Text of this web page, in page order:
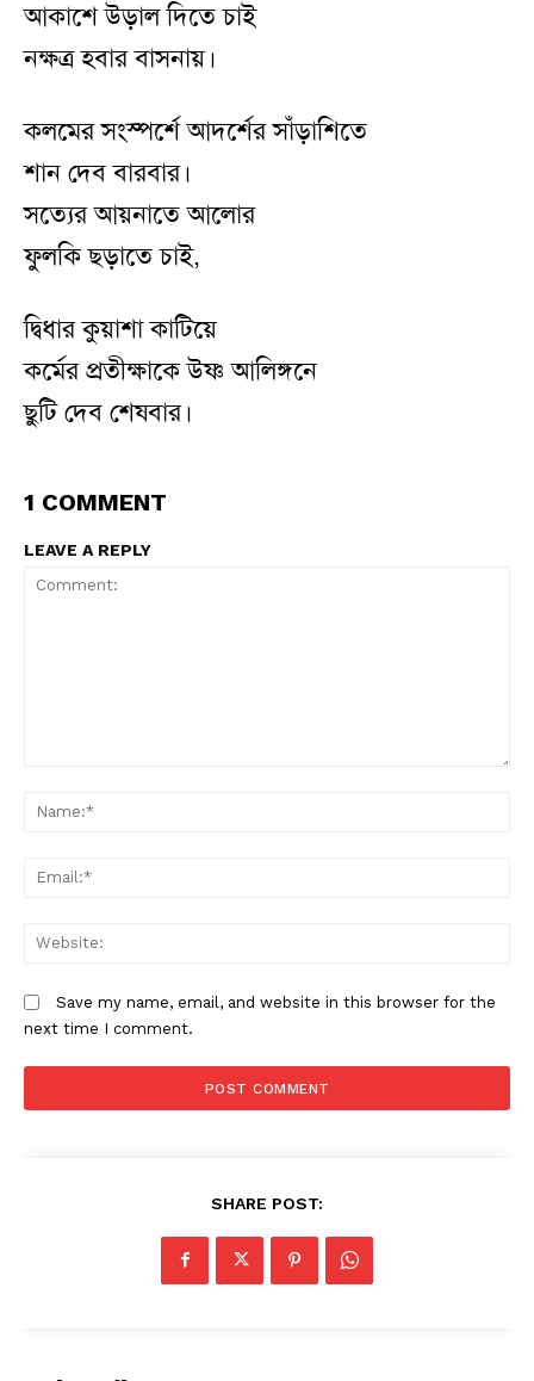
আকাশে উড়াল দিতে চাই
নক্ষত্র হবার বাসনায়।
কলমের সংস্পর্শে আদর্শের সাঁড়াশিতে
শান দেব বারবার।
সত্যের আয়নাতে আলোর
ফুলকি ছড়াতে চাই,
দ্বিধার কুয়াশা কাটিয়ে
কর্মের প্রতীক্ষাকে উষ্ণ আলিঙ্গনে
ছুটি দেব শেষবার।
1 COMMENT
LEAVE A REPLY
Save my name, email, and website in this browser for the
next time I comment.
SHARE POST: